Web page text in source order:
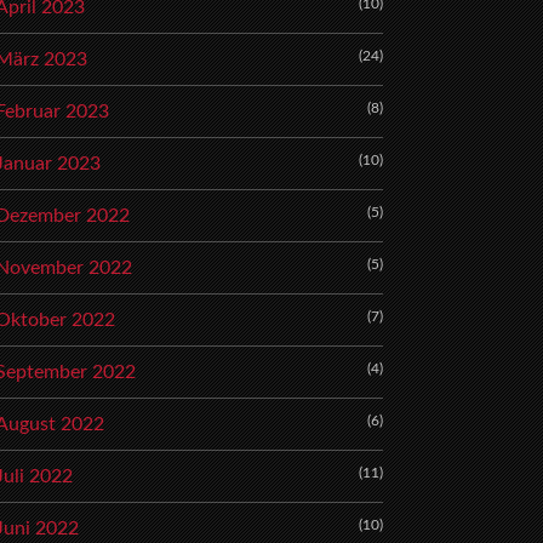
2023 (10)
2023 (24)
2023 (8)
2023 (10)
2022 (5)
2022 (5)
2022 (7)
2022 (4)
2022 (6)
2022 (11)
2022 (10)